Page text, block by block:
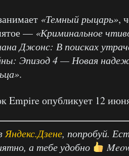
«Темный рыцарь»,
— «Криминальное
Джонс: В поисках
Эпизод 4 — Новая
.
Empire опубликует 12
Яндекс.Дзене, попробуй.
а тебе удобно